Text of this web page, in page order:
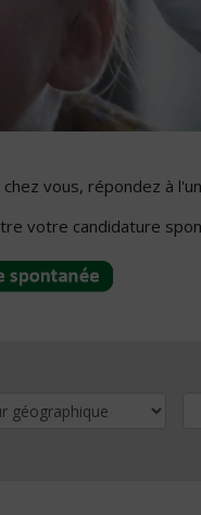
vous, répondez à
votre candidature